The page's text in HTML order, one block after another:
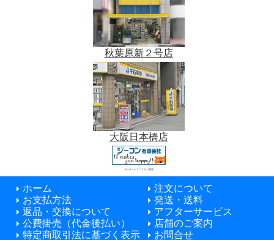
秋葉原新２号店
大阪日本橋店
データベースシステム開発
ホーム
注文について
お支払方法
発送・送料
返品・交換について
アフターサービス
公費掛売（代金後払い）
店舗のご案内
特定商取引法に基づく表示
お問合せ